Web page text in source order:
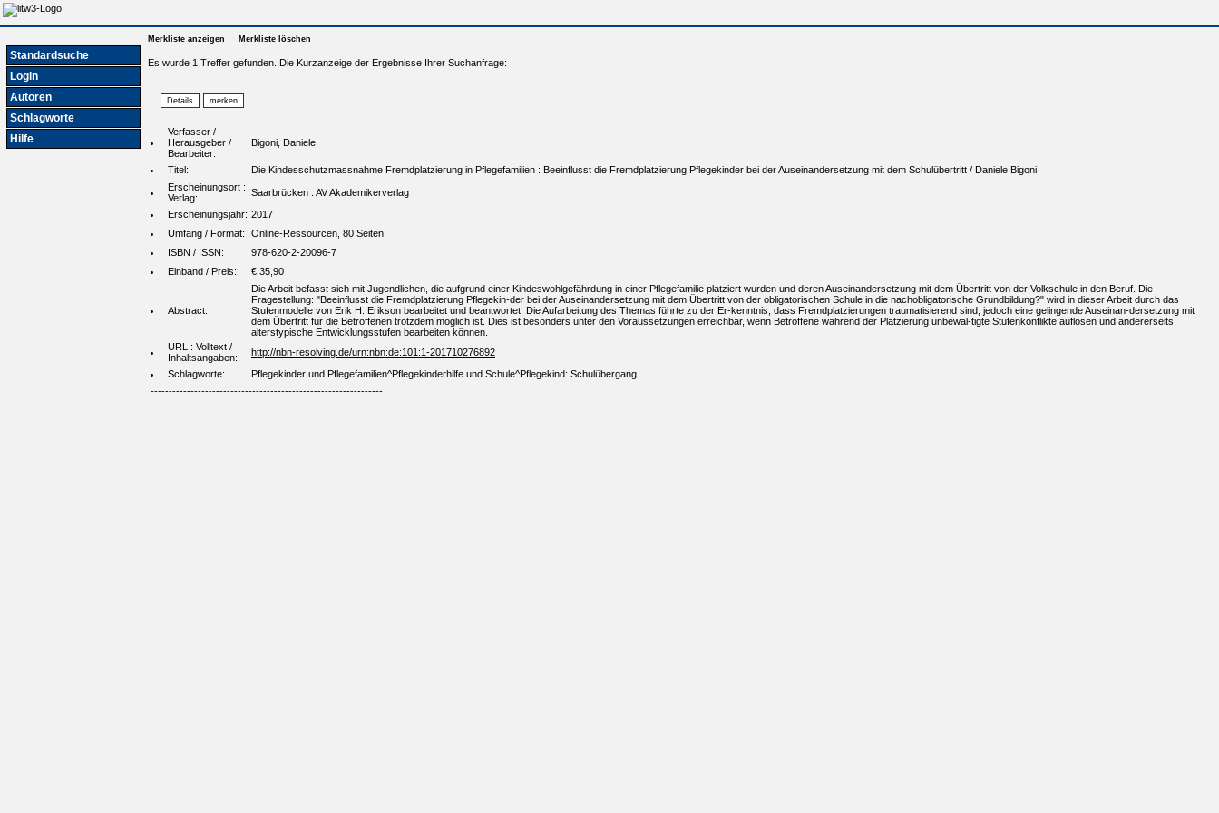
Standardsuche
Login
Autoren
Schlagworte
Hilfe
Merkliste anzeigen Merkliste löschen
Es wurde 1 Treffer gefunden. Die Kurzanzeige der Ergebnisse Ihrer Suchanfrage:
Verfasser /
Herausgeber /
Bearbeiter:
Bigoni, Daniele
Titel:
Die Kindesschutzmassnahme Fremdplatzierung in Pflegefamilien : Beeinflusst die Fremdplatzierung Pflegekinder bei der Auseinandersetzung mit dem Schulübertritt / Daniele Bigoni
Erscheinungsort :
Verlag:
Saarbrücken : AV Akademikerverlag
Erscheinungsjahr: 2017
Umfang / Format:
Online-Ressourcen, 80 Seiten
ISBN / ISSN:
978-620-2-20096-7
Einband / Preis:
€ 35,90
Abstract:
Die Arbeit befasst sich mit Jugendlichen, die aufgrund einer Kindeswohlgefährdung in einer Pflegefamilie platziert wurden und deren Auseinandersetzung mit dem Übertritt von der Volkschule in den Beruf. Die
Fragestellung: "Beeinflusst die Fremdplatzierung Pflegekin-der bei der Auseinandersetzung mit dem Übertritt von der obligatorischen Schule in die nachobligatorische Grundbildung?" wird in dieser Arbeit durch das
Stufenmodelle von Erik H. Erikson bearbeitet und beantwortet. Die Aufarbeitung des Themas führte zu der Er-kenntnis, dass Fremdplatzierungen traumatisierend sind, jedoch eine gelingende Auseinan-dersetzung mit
dem Übertritt für die Betroffenen trotzdem möglich ist. Dies ist besonders unter den Voraussetzungen erreichbar, wenn Betroffene während der Platzierung unbewäl-tigte Stufenkonflikte auflösen und andererseits
alterstypische Entwicklungsstufen bearbeiten können.
URL : Volltext /
Inhaltsangaben:
http://nbn-resolving.de/urn:nbn:de:101:1-201710276892
Schlagworte:
Pflegekinder und Pflegefamilien^Pflegekinderhilfe und Schule^Pflegekind: Schulübergang
----------------------------------------------------------------